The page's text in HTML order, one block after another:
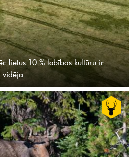
lietus 10 % labības kultūru ir
vidēja